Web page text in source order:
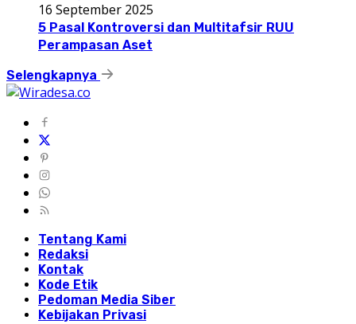
16 September 2025
5 Pasal Kontroversi dan Multitafsir RUU
Perampasan Aset
Selengkapnya
Tentang Kami
Redaksi
Kontak
Kode Etik
Pedoman Media Siber
Kebijakan Privasi